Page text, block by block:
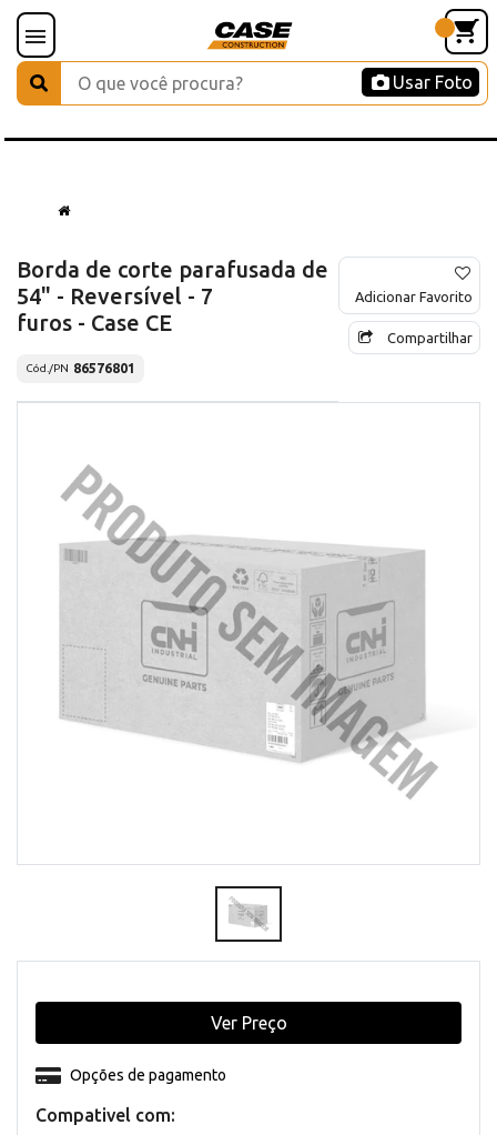
Usar Foto
Borda de corte parafusada de
54" - Reversível - 7
furos - Case CE
Cód./PN 86576801
Adicionar Favorito
Compartilhar
Compativel com:
Opções de pagamento
Ver Preço